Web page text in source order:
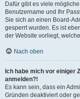
Dafür gibt es viele
Benutzername und Ihr
Sie sich an einen Board-
gesperrt wurden. Es ist
der Website vorliegt,
Nach oben
Ich habe mich vor einiger
anmelden?!
Es kann sein, dass ein
Gründen deaktiviert oder